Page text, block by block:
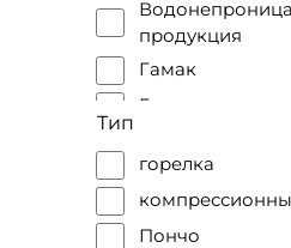
KingCamp
Lafuma
Millet
ML-Tactic
продукция
Гамак
Гермомешки и
Инструменты
Кухонные
Тип
горелка
Пончо